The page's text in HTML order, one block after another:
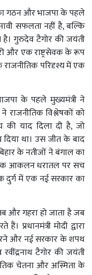
गठन और भाजपा के पहले
सफलता नहीं है, बल्कि
है। गुरुदेव टैगोर की जयंती
और एक राष्ट्रसेवक के रूप
के राजनीतिक परिदृश्य में एक
के पहले मुख्यमंत्री ने
राजनीतिक विश्लेषकों को
की याद दिला दी है, जो
था। उस जीत के बाद
के नतीजों ने बंगाल का
आकलन धरातल पर सच
में एक नई सरकार का
और गहरा हो जाता है जब
प्रधानमंत्री मोदी द्वारा
और नई सरकार के शपथ
टैगोर की जयंती
चेतना और अस्मिता के